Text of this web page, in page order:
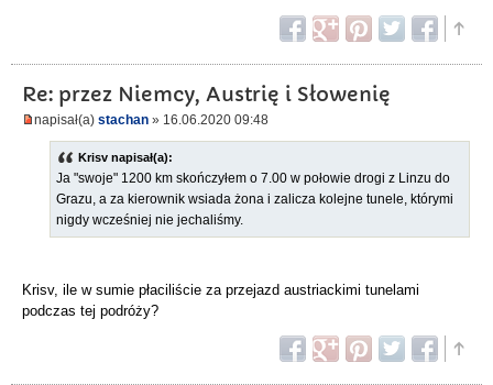
Re: przez Niemcy, Austrię i Słowenię
napisał(a) stachan » 16.06.2020 09:48
Krisv napisał(a):
Ja "swoje" 1200 km skończyłem o 7.00 w połowie drogi z Linzu do
Grazu, a za kierownik wsiada żona i zalicza kolejne tunele, którymi
nigdy wcześniej nie jechaliśmy.
Krisv, ile w sumie płaciliście za przejazd austriackimi tunelami
podczas tej podróży?